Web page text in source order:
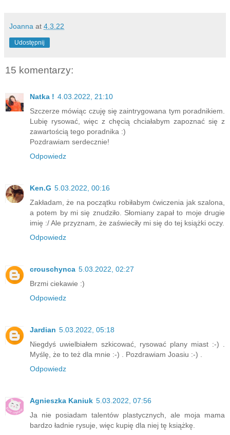
Joanna at 4.3.22
Udostępnij
15 komentarzy:
Natka ! 4.03.2022, 21:10
Szczerze mówiąc czuję się zaintrygowana tym poradnikiem.
Lubię rysować, więc z chęcią chciałabym zapoznać się z
zawartością tego poradnika :)
Pozdrawiam serdecznie!
Odpowiedz
Ken.G 5.03.2022, 00:16
Zakładam, że na początku robiłabym ćwiczenia jak szalona,
a potem by mi się znudziło. Słomiany zapał to moje drugie
imię :/ Ale przyznam, że zaświeciły mi się do tej książki oczy.
Odpowiedz
crouschynca 5.03.2022, 02:27
Brzmi ciekawie :)
Odpowiedz
Jardian 5.03.2022, 05:18
Niegdyś uwielbiałem szkicować, rysować plany miast :-) .
Myślę, że to też dla mnie :-) . Pozdrawiam Joasiu :-) .
Odpowiedz
Agnieszka Kaniuk 5.03.2022, 07:56
Ja nie posiadam talentów plastycznych, ale moja mama
bardzo ładnie rysuje, więc kupię dla niej tę książkę.